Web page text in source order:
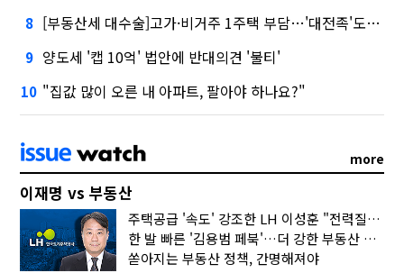
8 [부동산세 대수술]고가·비거주 1주택 부담…'대전족'도 불똥
9 양도세 '캡 10억' 법안에 반대의견 '불티'
10 "집값 많이 오른 내 아파트, 팔아야 하나요?"
more
이재명 vs 부동산
주택공급 '속도' 강조한 LH 이성훈 "전력질주해야"
한 발 빠른 '김용범 페북'…더 강한 부동산 규제 나오나
쏟아지는 부동산 정책, 간명해져야